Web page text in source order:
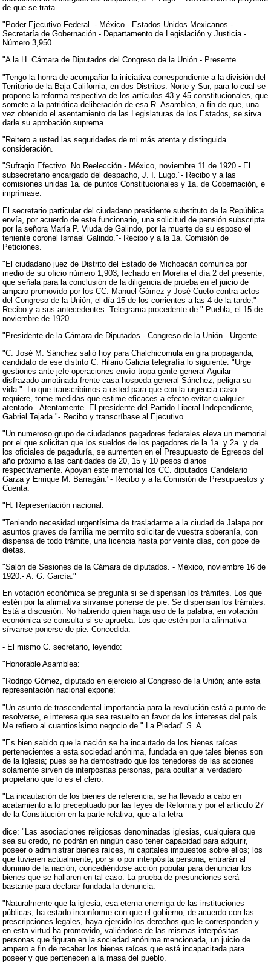
de que se trata.
"Poder Ejecutivo Federal. - México.- Estados Unidos Mexicanos.-
Secretaría de Gobernación.- Departamento de Legislación y Justicia.-
Número 3,950.
"A la H. Cámara de Diputados del Congreso de la Unión.- Presente.
"Tengo la honra de acompañar la iniciativa correspondiente a la división del
Territorio de la Baja California, en dos Distritos: Norte y Sur, para lo cual se
propone la reforma respectiva de los artículos 43 y 45 constitucionales, que
somete a la patriótica deliberación de esa R. Asamblea, a fin de que, una
vez obtenido el asentamiento de las Legislaturas de los Estados, se sirva
darle su aprobación suprema.
"Reitero a usted las seguridades de mi más atenta y distinguida
consideración.
"Sufragio Efectivo. No Reelección.- México, noviembre 11 de 1920.- El
subsecretario encargado del despacho, J. I. Lugo."- Recibo y a las
comisiones unidas 1a. de puntos Constitucionales y 1a. de Gobernación, e
imprímase.
El secretario particular del ciudadano presidente substituto de la República
envía, por acuerdo de este funcionario, una solicitud de pensión subscripta
por la señora María P. Viuda de Galindo, por la muerte de su esposo el
teniente coronel Ismael Galindo."- Recibo y a la 1a. Comisión de
Peticiones.
"El ciudadano juez de Distrito del Estado de Michoacán comunica por
medio de su oficio número 1,903, fechado en Morelia el día 2 del presente,
que señala para la conclusión de la diligencia de prueba en el juicio de
amparo promovido por los CC. Manuel Gómez y José Cueto contra actos
del Congreso de la Unión, el día 15 de los corrientes a las 4 de la tarde."-
Recibo y a sus antecedentes. Telegrama procedente de " Puebla, el 15 de
noviembre de 1920.
"Presidente de la Cámara de Diputados.- Congreso de la Unión.- Urgente.
"C. José M. Sánchez salió hoy para Chalchicomula en gira propaganda,
candidato de ese distrito C. Hilario Galicia telegrafía lo siguiente: "Urge
gestiones ante jefe operaciones envío tropa gente general Aguilar
disfrazado amotinada frente casa hospeda general Sánchez, peligra su
vida."- Lo que transcribimos a usted para que con la urgencia caso
requiere, tome medidas que estime eficaces a efecto evitar cualquier
atentado.- Atentamente. El presidente del Partido Liberal Independiente,
Gabriel Tejada."- Recibo y transcríbase al Ejecutivo.
"Un numeroso grupo de ciudadanos pagadores federales eleva un memorial
por el que solicitan que los sueldos de los pagadores de la 1a. y 2a. y de
los oficiales de pagaduría, se aumenten en el Presupuesto de Egresos del
año próximo a las cantidades de 20, 15 y 10 pesos diarios
respectivamente. Apoyan este memorial los CC. diputados Candelario
Garza y Enrique M. Barragán."- Recibo y a la Comisión de Presupuestos y
Cuenta.
"H. Representación nacional.
"Teniendo necesidad urgentísima de trasladarme a la ciudad de Jalapa por
asuntos graves de familia me permito solicitar de vuestra soberanía, con
dispensa de todo trámite, una licencia hasta por veinte días, con goce de
dietas.
"Salón de Sesiones de la Cámara de diputados. - México, noviembre 16 de
1920.- A. G. García."
En votación económica se pregunta si se dispensan los trámites. Los que
estén por la afirmativa sírvanse ponerse de pie. Se dispensan los trámites.
Está a discusión. No habiendo quien haga uso de la palabra, en votación
económica se consulta si se aprueba. Los que estén por la afirmativa
sírvanse ponerse de pie. Concedida.
- El mismo C. secretario, leyendo:
"Honorable Asamblea:
"Rodrigo Gómez, diputado en ejercicio al Congreso de la Unión; ante esta
representación nacional expone:
"Un asunto de trascendental importancia para la revolución está a punto de
resolverse, e interesa que sea resuelto en favor de los intereses del país.
Me refiero al cuantiosísimo negocio de " La Piedad" S. A.
"Es bien sabido que la nación se ha incautado de los bienes raíces
pertenecientes a esta sociedad anónima, fundada en que tales bienes son
de la Iglesia; pues se ha demostrado que los tenedores de las acciones
solamente sirven de interpósitas personas, para ocultar al verdadero
propietario que lo es el clero.
"La incautación de los bienes de referencia, se ha llevado a cabo en
acatamiento a lo preceptuado por las leyes de Reforma y por el artículo 27
de la Constitución en la parte relativa, que a la letra
dice: "Las asociaciones religiosas denominadas iglesias, cualquiera que
sea su credo, no podrán en ningún caso tener capacidad para adquirir,
poseer o administrar bienes raíces, ni capitales impuestos sobre ellos; los
que tuvieren actualmente, por si o por interpósita persona, entrarán al
dominio de la nación, concediéndose acción popular para denunciar los
bienes que se hallaren en tal caso. La prueba de presunciones será
bastante para declarar fundada la denuncia.
"Naturalmente que la iglesia, esa eterna enemiga de las instituciones
públicas, ha estado inconforme con que el gobierno, de acuerdo con las
prescripciones legales, haya ejercido los derechos que le corresponden y
en esta virtud ha promovido, valiéndose de las mismas interpósitas
personas que figuran en la sociedad anónima mencionada, un juicio de
amparo a fin de recabar los bienes raíces que está incapacitada para
poseer y que pertenecen a la masa del pueblo.